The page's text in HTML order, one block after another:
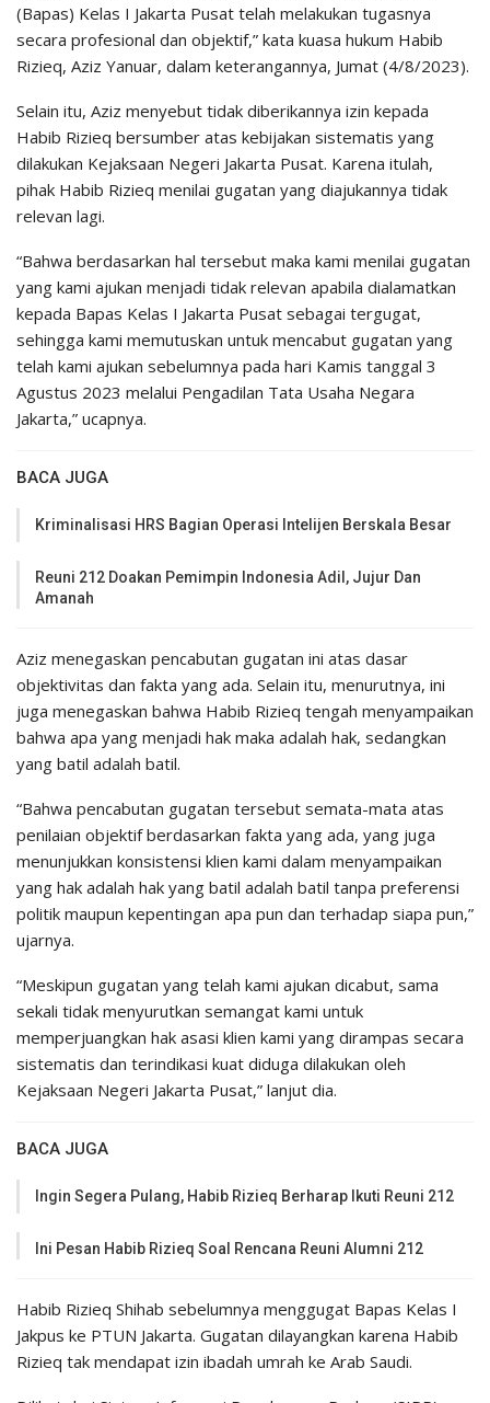
(Bapas) Kelas I Jakarta Pusat telah melakukan tugasnya
secara profesional dan objektif,” kata kuasa hukum Habib
Rizieq, Aziz Yanuar, dalam keterangannya, Jumat (4/8/2023).
Selain itu, Aziz menyebut tidak diberikannya izin kepada
Habib Rizieq bersumber atas kebijakan sistematis yang
dilakukan Kejaksaan Negeri Jakarta Pusat. Karena itulah,
pihak Habib Rizieq menilai gugatan yang diajukannya tidak
relevan lagi.
“Bahwa berdasarkan hal tersebut maka kami menilai gugatan
yang kami ajukan menjadi tidak relevan apabila dialamatkan
kepada Bapas Kelas I Jakarta Pusat sebagai tergugat,
sehingga kami memutuskan untuk mencabut gugatan yang
telah kami ajukan sebelumnya pada hari Kamis tanggal 3
Agustus 2023 melalui Pengadilan Tata Usaha Negara
Jakarta,” ucapnya.
BACA JUGA
Kriminalisasi HRS Bagian Operasi Intelijen Berskala Besar
Reuni 212 Doakan Pemimpin Indonesia Adil, Jujur Dan
Amanah
Aziz menegaskan pencabutan gugatan ini atas dasar
objektivitas dan fakta yang ada. Selain itu, menurutnya, ini
juga menegaskan bahwa Habib Rizieq tengah menyampaikan
bahwa apa yang menjadi hak maka adalah hak, sedangkan
yang batil adalah batil.
“Bahwa pencabutan gugatan tersebut semata-mata atas
penilaian objektif berdasarkan fakta yang ada, yang juga
menunjukkan konsistensi klien kami dalam menyampaikan
yang hak adalah hak yang batil adalah batil tanpa preferensi
politik maupun kepentingan apa pun dan terhadap siapa pun,”
ujarnya.
“Meskipun gugatan yang telah kami ajukan dicabut, sama
sekali tidak menyurutkan semangat kami untuk
memperjuangkan hak asasi klien kami yang dirampas secara
sistematis dan terindikasi kuat diduga dilakukan oleh
Kejaksaan Negeri Jakarta Pusat,” lanjut dia.
BACA JUGA
Ingin Segera Pulang, Habib Rizieq Berharap Ikuti Reuni 212
Ini Pesan Habib Rizieq Soal Rencana Reuni Alumni 212
Habib Rizieq Shihab sebelumnya menggugat Bapas Kelas I
Jakpus ke PTUN Jakarta. Gugatan dilayangkan karena Habib
Rizieq tak mendapat izin ibadah umrah ke Arab Saudi.